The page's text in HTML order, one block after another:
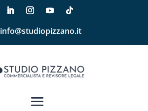
info@studiopizzano.it